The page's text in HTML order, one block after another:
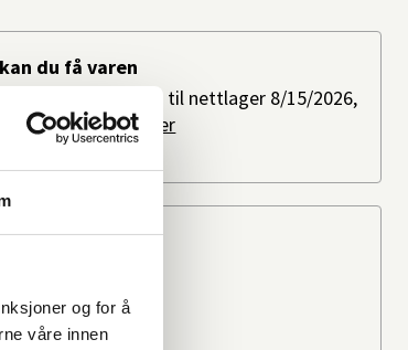
og for å
våre innen
du få varen
Forventes til nettlager 8/15/2026,
i dag.Les mer
lager i butikk
frakten